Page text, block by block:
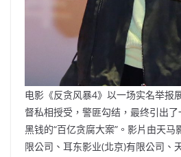
电影《反贪风暴4》以一场实名举报
督私相授受，警匪勾结，最终引出
黑钱的“百亿贪腐大案”。影片由天
限公司、耳东影业(北京)有限公司、